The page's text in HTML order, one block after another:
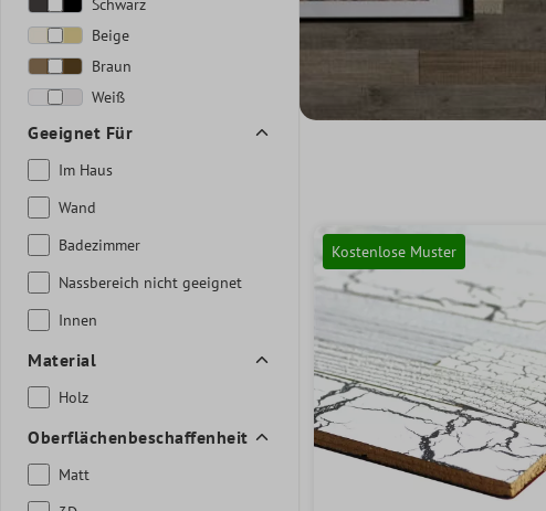
Schwarz
Beige
Braun
Weiß
Geeignet Für
Im Haus
Wand
Badezimmer
Nassbereich nicht geeignet
Innen
Material
Holz
Oberflächenbeschaffenheit
Matt
Kostenlose Muster